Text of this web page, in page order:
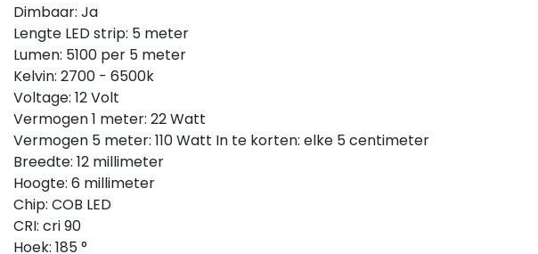
Dimbaar: Ja
Lengte LED strip: 5 meter
Lumen: 5100 per 5 meter
Kelvin: 2700 - 6500k
Voltage: 12 Volt
Vermogen 1 meter: 22 Watt
Vermogen 5 meter: 110 Watt In te korten: elke 5 centimeter
Breedte: 12 millimeter
Hoogte: 6 millimeter
Chip: COB LED
CRI: cri 90
Hoek: 185 °
/ Milight
strip
- Dual
LED - 4-zone
de kracht van dubbele
met onze
dual white LED
gemakkeli...
Excl. btw
Vergelijk
naadloos helderheid en ...